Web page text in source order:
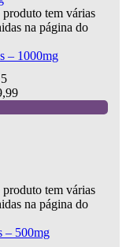
produto tem várias
na página do
– 1000mg
produto tem várias
na página do
– 500mg